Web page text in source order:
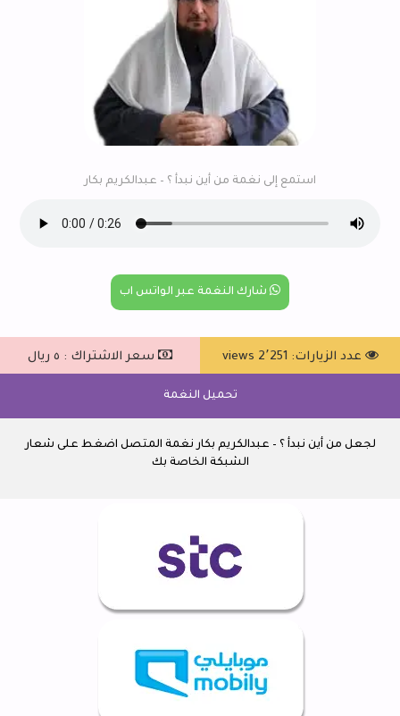
استمع إلى نغمة من أين نبدأ ؟ – عبدالكريم بكار
شارك النغمة عبر الواتس اب
عدد الزيارات: 2٬251 views سعر الاشتراك : ٥ ريال
تحميل النغمة
لجعل من أين نبدأ ؟ – عبدالكريم بكار نغمة المتصل اضغط على شعار
الشبكة الخاصة بك